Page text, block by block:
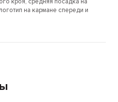
на кармане спереди и